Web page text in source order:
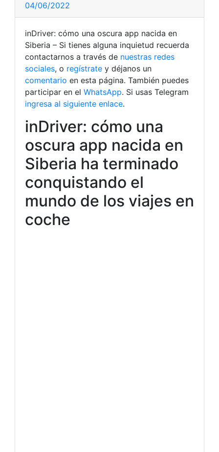
04/06/2022
inDriver: cómo una oscura app nacida en
Siberia – Si tienes alguna inquietud recuerda
contactarnos a través de nuestras redes
sociales, o regístrate y déjanos un
comentario en esta página. También puedes
participar en el WhatsApp. Si usas Telegram
ingresa al siguiente enlace.
inDriver: cómo una
oscura app nacida en
Siberia ha terminado
conquistando el
mundo de los viajes en
coche